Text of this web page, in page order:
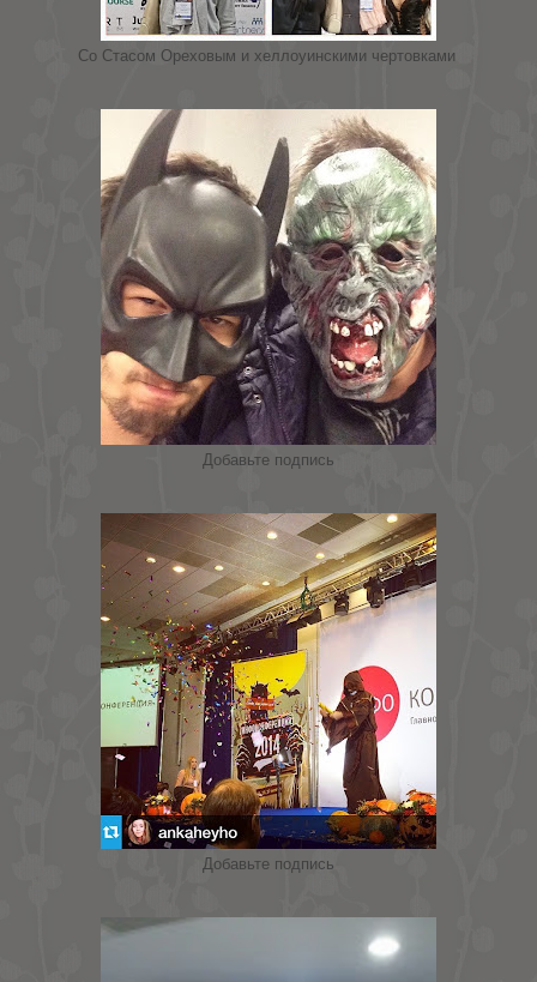
Со Стасом Ореховым и хеллоуинскими чертовками
Добавьте подпись
Добавьте подпись